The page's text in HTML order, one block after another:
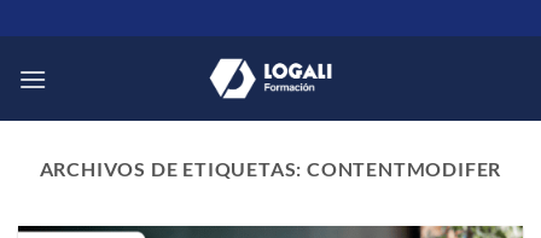
al
contenido
ARCHIVOS DE ETIQUETAS:CONTENTMODIFER